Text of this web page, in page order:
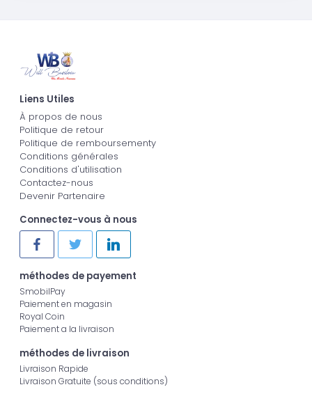
Liens Utiles
À propos de nous
Politique de retour
Politique de remboursementy
Conditions générales
Conditions d'utilisation
Contactez-nous
Devenir Partenaire
Connectez-vous à nous
méthodes de payement
SmobilPay
Paiement en magasin
Royal Coin
Paiement a la livraison
méthodes de livraison
Livraison Rapide
Livraison Gratuite (sous conditions)